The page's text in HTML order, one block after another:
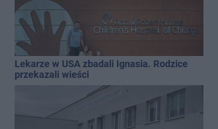
Lekarze w USA zbadali Ignasia. Rodzice
przekazali wieści